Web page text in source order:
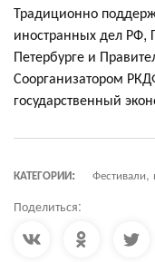
Традиционно
иностранных дел РФ,
Петербурге и
Соорганизатором
государственный
КАТЕГОРИИ: Фестивали,
Поделиться: